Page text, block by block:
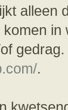
alleen
.